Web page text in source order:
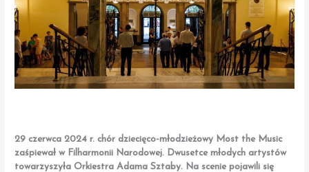
29 czerwca 2024 r. chór dziecięco-młodzieżowy Most the Music
zaśpiewał w Filharmonii Narodowej. Dwusetce młodych artystów
towarzyszyła Orkiestra Adama Sztaby. Na scenie pojawili się